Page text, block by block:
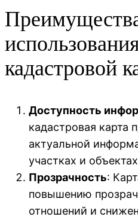
кадастровой
Доступность
кадастровая карта
актуальной
участках и
Прозрачность:
повышению
отношений и